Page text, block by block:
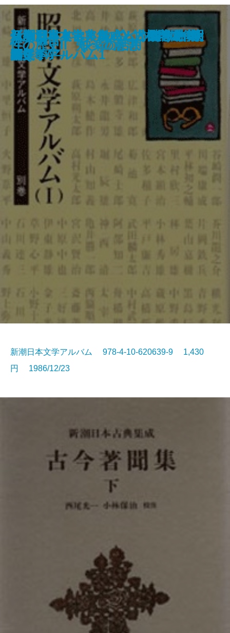
《新潮日本古典集成》謡曲集 下
近江路散歩
《新潮日本古典集成》太平記 五
《新潮日本古典集成》竹馬狂吟
集 新撰犬筑波集
インド神話入門
仏像の見分け方
非言語コミュニケーション
レパントの海戦
性の歴史III 自己への配慮
新潮日本文学アルバム 別巻4 昭
和文学アルバム2
新潮日本文学アルバム 別巻3 昭
和文学アルバム1
新潮日本文学アルバム 978-4-10-620639-9 1,430
円 1986/12/23
《新潮日本古典集成》古今著聞
集 下
新潮日本文学アルバム 別巻2 大
正文学アルバム
性の歴史II 快楽の活用
新潮日本文学アルバム 別巻1 明
治文学アルバム
《新潮日本古典集成》近松門左衛
門集
仏教とキリスト教―どう違うか50
のQ＆A―
性の歴史I 知への意志
新潮日本文学アルバム 34 林芙
美子
新潮日本文学アルバム 33 山本
有三